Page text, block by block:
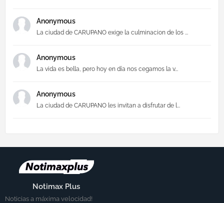
Anonymous
La ciudad de CARUPANO exige la culminacion de los ...
Anonymous
La vida es bella, pero hoy en día nos cegamos la v...
Anonymous
La ciudad de CARUPANO les invitan a disfrutar de l...
Notimax Plus
Noticias a máxima velocidad!